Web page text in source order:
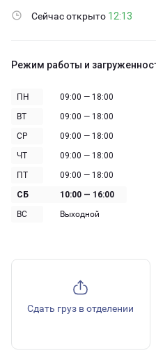
Сейчас открыто 12:13
Режим работы и
ПН
09:00 — 18:00
ВТ
09:00 — 18:00
СР
09:00 — 18:00
ЧТ
09:00 — 18:00
ПТ
09:00 — 18:00
СБ
10:00 — 16:00
ВС
Выходной
Сдать груз в отделении